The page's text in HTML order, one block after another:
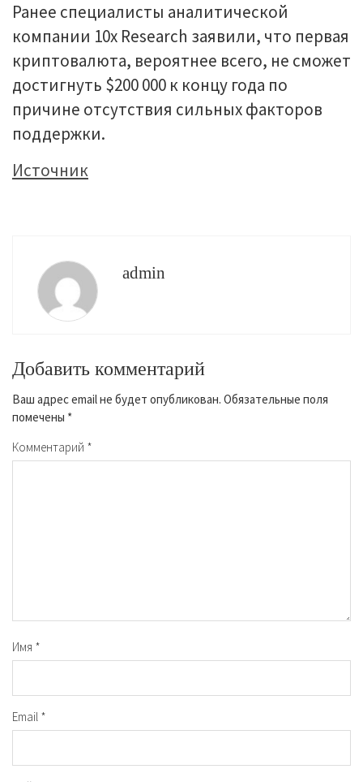
Ранее специалисты аналитической
компании 10x Research заявили, что первая
криптовалюта, вероятнее всего, не сможет
достигнуть $200 000 к концу года по
причине отсутствия сильных факторов
поддержки.
Источник
admin
Добавить комментарий
Ваш адрес email не будет опубликован. Обязательные поля
помечены *
Комментарий *
Имя *
Email *